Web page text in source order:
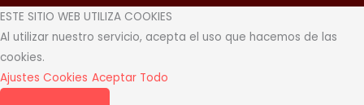
ESTE SITIO WEB UTILIZA COOKIES
Al utilizar nuestro servicio, acepta el uso que hacemos de las
cookies.
Ajustes Cookies Aceptar Todo